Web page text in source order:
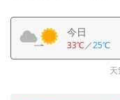
今日
33℃／25℃